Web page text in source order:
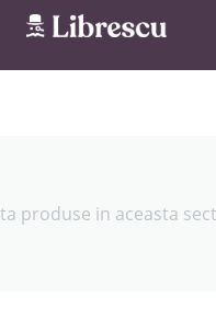
produse in aceasta